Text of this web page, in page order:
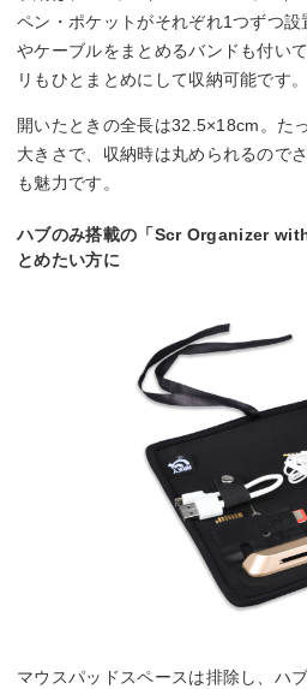
ペン・ポケットがそれぞれ1つずつ
やケーブルをまとめるバンドも付い
リもひとまとめにして収納可能です。
開いたときの全長は32.5×18cm。た
大きさで、収納時は丸められるので
も魅力です。
ハブのみ搭載の「Scr Organizer
とめたい方に
マウスパッドスペースは排除し、ハ